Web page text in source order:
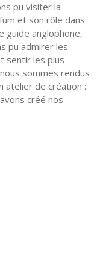
pu visiter la
et son rôle dans
guide anglophone,
pu admirer les
sentir les plus
sommes rendus
atelier de création :
créé nos